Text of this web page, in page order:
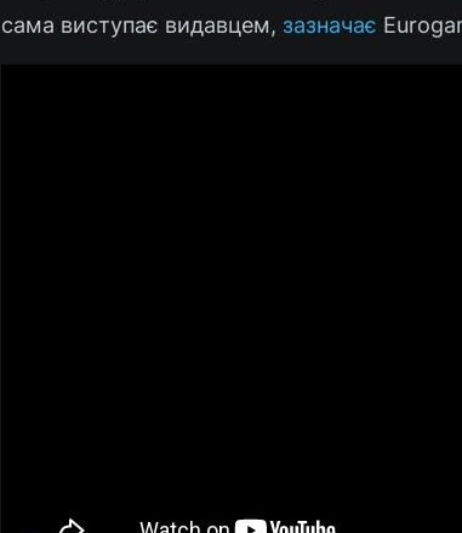
сама виступає видавцем, зазначає